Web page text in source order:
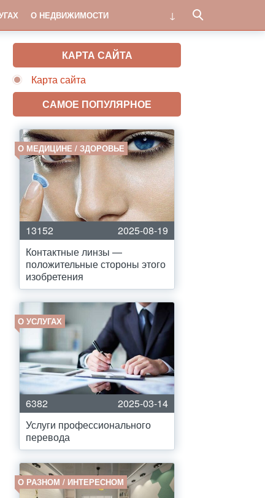
О НЕДВИЖИМОСТИ
КАРТА САЙТА
Карта сайта
САМОЕ ПОПУЛЯРНОЕ
О МЕДИЦИНЕ / ЗДОРОВЬЕ
13152
2025-08-19
Контактные линзы —
положительные стороны этого
изобретения
О УСЛУГАХ
6382
2025-03-14
Услуги профессионального
перевода
О РАЗНОМ / ИНТЕРЕСНОМ